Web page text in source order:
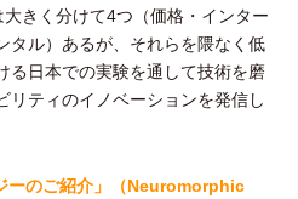
きく分けて4つ（価格・インター
タル）あるが、それらを隈なく低
る日本での実験を通して技術を磨
リティのイノベーションを発信し
ーのご紹介」（Neuromorphic